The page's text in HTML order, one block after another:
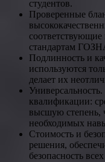
студентов.
Проверенные
стандартам
Подлинность и
используются
делает их
квалификации:
высшую степень,
необходимых
Стоимость и
решения,
безопасность